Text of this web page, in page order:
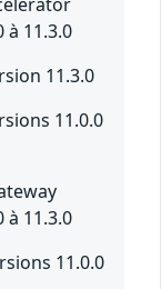
à 11.3.0
11.3.0
11.0.0
à 11.3.0
11.0.0